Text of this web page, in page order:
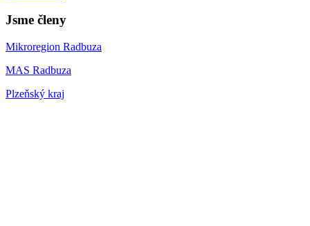
Jsme členy
Mikroregion Radbuza
MAS Radbuza
Plzeňský kraj